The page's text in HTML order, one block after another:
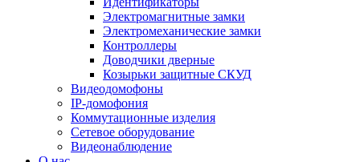
Электромагнитные замки
Электромеханические замки
Контроллеры
Доводчики дверные
Козырьки защитные СКУД
Видеодомофоны
IP-домофония
Коммутационные изделия
Сетевое оборудование
Видеонаблюдение